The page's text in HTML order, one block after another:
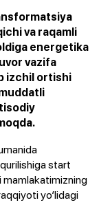
va raqamli
energetika
vazifa
izchil ortishi
start
mamlakatimizning
yo‘lidagi